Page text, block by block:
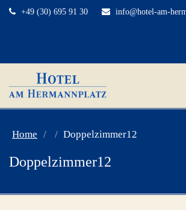
+49 (30) 695 91 30 info@hotel-am-
Home Doppelzimmer12
Doppelzimmer12